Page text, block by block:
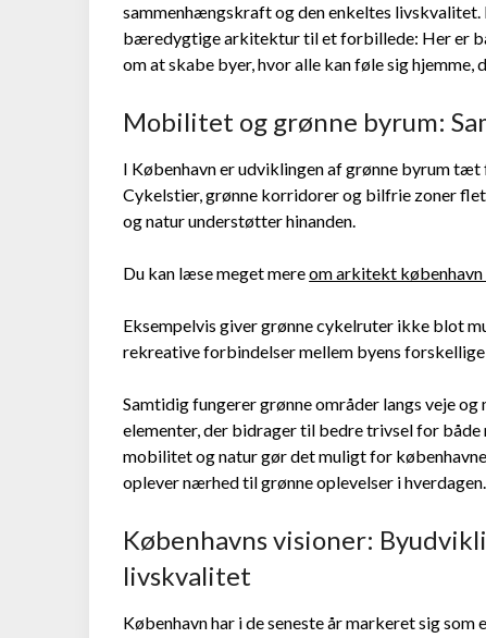
sammenhængskraft og den enkeltes livskvalitet.
bæredygtige arkitektur til et forbillede: Her er
om at skabe byer, hvor alle kan føle sig hjemme,
Mobilitet og grønne byrum:
I København er udviklingen af grønne byrum
Cykelstier, grønne korridorer og bilfrie zoner
og natur understøtter hinanden.
Du kan læse meget mereom arkitekt københavn
Eksempelvis giver grønne cykelruter ikke blot
rekreative forbindelser mellem byens
Samtidig fungerer grønne områder langs veje
elementer, der bidrager til bedre trivsel for
mobilitet og natur gør det muligt for
oplever nærhed til grønne oplevelser i hverdagen.
Københavns visioner:
livskvalitet
København har i de seneste år markeret sig